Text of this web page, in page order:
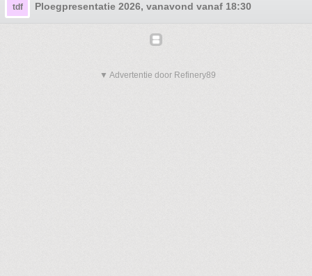
tdf Ploegpresentatie 2026, vanavond vanaf 18:30
▼ Advertentie door Refinery89